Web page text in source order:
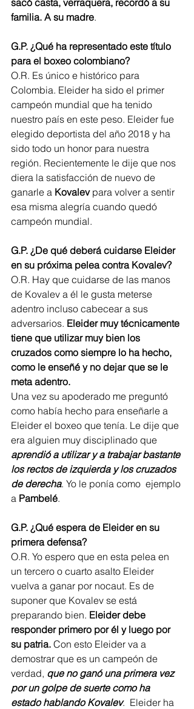
familia. A su madre.
G.P. ¿Qué ha representado este título
para el boxeo colombiano?
O.R. Es único e histórico para
Colombia. Eleider ha sido el primer
campeón mundial que ha tenido
nuestro país en este peso. Eleider fue
elegido deportista del año 2018 y ha
sido todo un honor para nuestra
región. Recientemente le dije que nos
diera la satisfacción de nuevo de
ganarle a Kovalev para volver a sentir
esa misma alegría cuando quedó
campeón mundial.
G.P. ¿De qué deberá cuidarse Eleider
en su próxima pelea contra Kovalev?
O.R. Hay que cuidarse de las manos
de Kovalev a él le gusta meterse
adentro incluso cabecear a sus
adversarios. Eleider muy técnicamente
tiene que utilizar muy bien los
cruzados como siempre lo ha hecho,
como le enseñé y no dejar que se le
meta adentro.
Una vez su apoderado me preguntó
como había hecho para enseñarle a
Eleider el boxeo que tenía. Le dije que
era alguien muy disciplinado que
aprendió a utilizar y a trabajar bastante
los rectos de izquierda y los cruzados
de derecha. Yo le ponía como  ejemplo
a Pambelé.
G.P. ¿Qué espera de Eleider en su
primera defensa?
O.R. Yo espero que en esta pelea en
un tercero o cuarto asalto Eleider
vuelva a ganar por nocaut. Es de
suponer que Kovalev se está
preparando bien. Eleider debe
responder primero por él y luego por
su patria. Con esto Eleider va a
demostrar que es un campeón de
verdad, que no ganó una primera vez
por un golpe de suerte como ha
estado hablando Kovalev.  Eleider ha